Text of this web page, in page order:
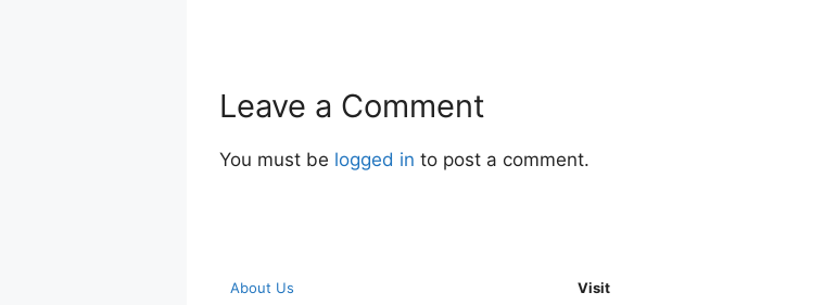
Leave a Comment
You must be logged in to post a comment.
About Us
Visit